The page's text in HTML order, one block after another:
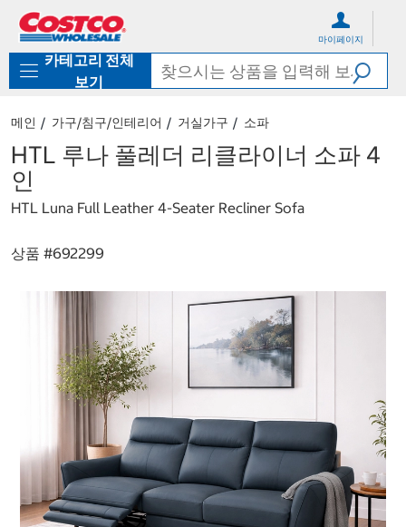
로
기
가
마이페이지
카테고리 전체
보기
메인 가구/침구/인테리어 거실가구 소파
HTL 루나 풀레더 리클라이너 소파 4
인
HTL Luna Full Leather 4-Seater Recliner Sofa
상품 #692299